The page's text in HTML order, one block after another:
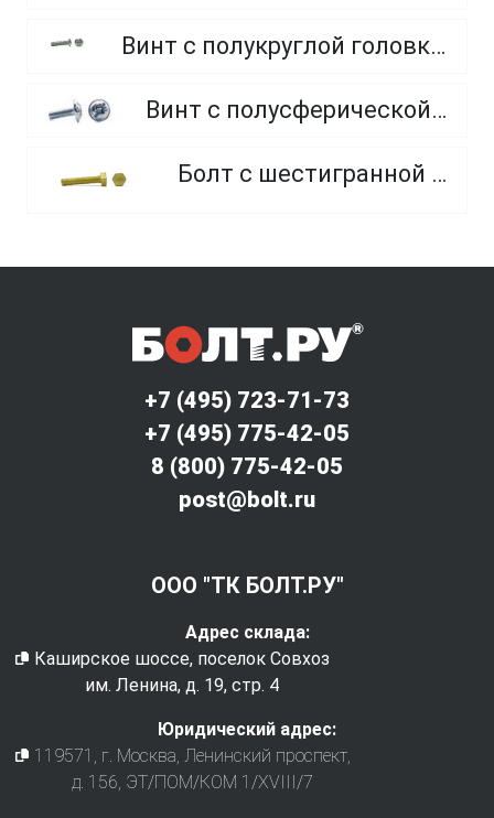
Винт с полукруглой головкой и внутренним шестигранником оцинкованный класс прочности 8.8 и 10.9
Винт с полусферической головкой и прессшайбой, полная резьба
Болт с шестигранной головкой, из латуни
+7 (495) 723-71-73
+7 (495) 775-42-05
8 (800) 775-42-05
post@bolt.ru
ООО "ТК БОЛТ.РУ"
Адрес склада:
Каширское шоссе, поселок Совхоз
им. Ленина, д. 19, стр. 4
Юридический адрес:
119571 , г. Москва, Ленинский проспект,
д. 156, ЭТ/ПОМ/КОМ 1/XVIII/7